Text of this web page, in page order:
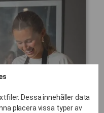
Dessa innehåller data
placera vissa typer av